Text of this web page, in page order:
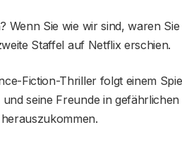
Wenn Sie wie wir sind, waren
Staffel auf Netflix erschien.
Fiction-Thriller folgt einem
seine Freunde in